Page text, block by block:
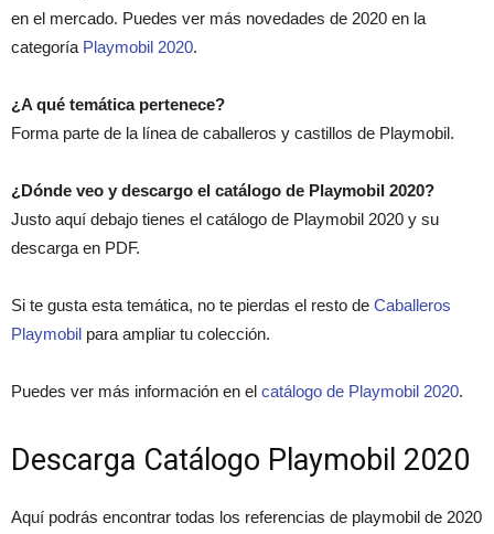
en el mercado. Puedes ver más novedades de 2020 en la
categoría Playmobil 2020.
¿A qué temática pertenece?
Forma parte de la línea de caballeros y castillos de Playmobil.
¿Dónde veo y descargo el catálogo de Playmobil 2020?
Justo aquí debajo tienes el catálogo de Playmobil 2020 y su
descarga en PDF.
Si te gusta esta temática, no te pierdas el resto de Caballeros
Playmobil para ampliar tu colección.
Puedes ver más información en el catálogo de Playmobil 2020.
Descarga Catálogo Playmobil 2020
Aquí podrás encontrar todas los referencias de playmobil de 2020